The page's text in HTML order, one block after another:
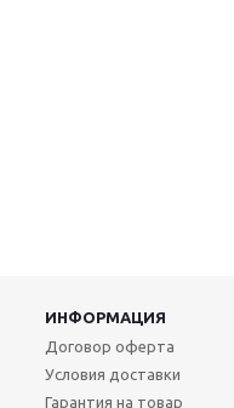
ИНФОРМАЦИЯ
Договор оферта
Условия доставки
Гарантия на товар